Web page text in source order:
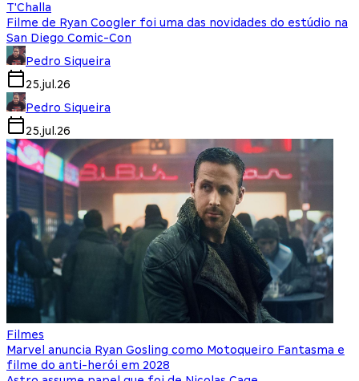
T'Challa
Filme de Ryan Coogler foi uma das novidades do estúdio na
San Diego Comic-Con
Pedro Siqueira
25.jul.26
Pedro Siqueira
25.jul.26
Filmes
Marvel anuncia Ryan Gosling como Motoqueiro Fantasma e
filme do anti-herói em 2028